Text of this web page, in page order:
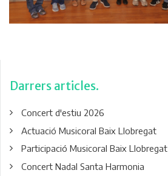
Darrers articles
Concert d'estiu 2026
Actuació Musicoral Baix Llobregat
Participació Musicoral Baix Llobregat
Concert Nadal Santa Harmonia